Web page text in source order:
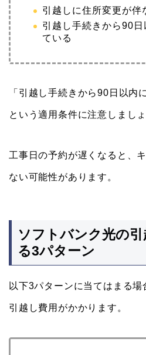
引越しに住所変更が伴
引越し手続きから90
ている
「引越し手続きから90日以内
という適用条件に注意しましょ
工事日の予約が遅くなると、
ない可能性があります。
ソフトバンク光の
る3パターン
以下3パターンに当てはまる
引越し費用がかかります。